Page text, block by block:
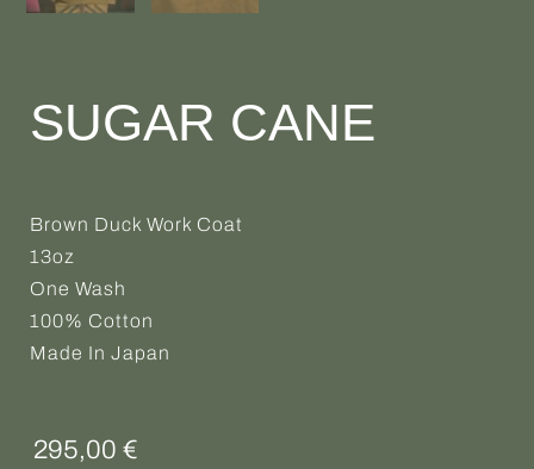
SUGAR CANE
Brown Duck Work Coat
13oz
One Wash
100% Cotton
Made In Japan
295,00 €